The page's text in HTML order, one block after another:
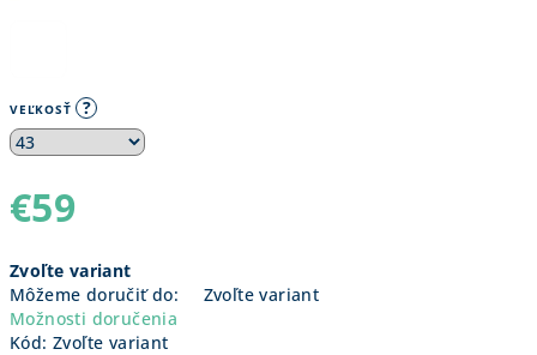
VEĽKOSŤ ?
€59
cena:
Zvoľte variant
Môžeme doručiť do:
Zvoľte variant
Možnosti doručenia
Kód: Zvoľte variant